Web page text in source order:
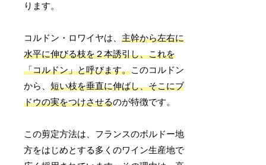
ります。
コルドン・ロワイヤは、主幹から左右に
水平に伸びる枝を２本誘引し、これを
「コルドン」と呼びます。このコルドン
から、短い枝を垂直に伸ばし、そこにブ
ドウの実をつけさせるのが特徴です。
この剪定方法は、フランスのボルドー地
方をはじめとする多くのワイン生産地で